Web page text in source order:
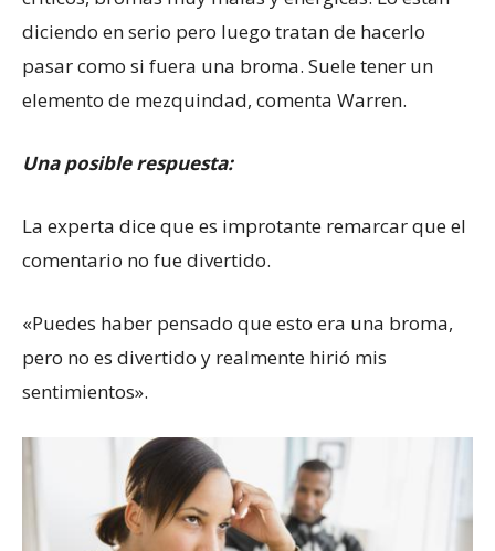
diciendo en serio pero luego tratan de hacerlo
pasar como si fuera una broma. Suele tener un
elemento de mezquindad, comenta Warren.
Una posible respuesta:
La experta dice que es improtante remarcar que el
comentario no fue divertido.
«Puedes haber pensado que esto era una broma,
pero no es divertido y realmente hirió mis
sentimientos».